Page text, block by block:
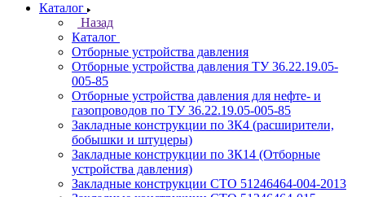
Каталог
Назад
Каталог
Отборные устройства давления
Отборные устройства давления ТУ 36.22.19.05-
005-85
Отборные устройства давления для нефте- и
газопроводов по ТУ 36.22.19.05-005-85
Закладные конструкции по ЗК4 (расширители,
бобышки и штуцеры)
Закладные конструкции по ЗК14 (Отборные
устройства давления)
Закладные конструкции СТО 51246464-004-2013